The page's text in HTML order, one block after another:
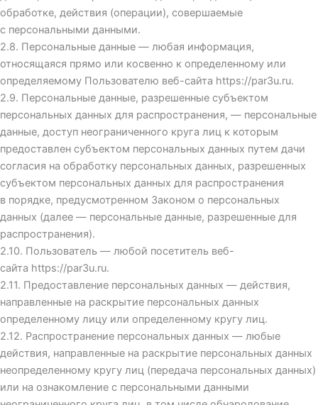
обработке, действия (операции), совершаемые
с персональными данными.
2.8. Персональные данные — любая информация,
относящаяся прямо или косвенно к определенному или
определяемому Пользователю веб-сайта https://par3u.ru.
2.9. Персональные данные, разрешенные субъектом
персональных данных для распространения, — персональные
данные, доступ неограниченного круга лиц к которым
предоставлен субъектом персональных данных путем дачи
согласия на обработку персональных данных, разрешенных
субъектом персональных данных для распространения
в порядке, предусмотренном Законом о персональных
данных (далее — персональные данные, разрешенные для
распространения).
2.10. Пользователь — любой посетитель веб-
сайта https://par3u.ru.
2.11. Предоставление персональных данных — действия,
направленные на раскрытие персональных данных
определенному лицу или определенному кругу лиц.
2.12. Распространение персональных данных — любые
действия, направленные на раскрытие персональных данных
неопределенному кругу лиц (передача персональных данных)
или на ознакомление с персональными данными